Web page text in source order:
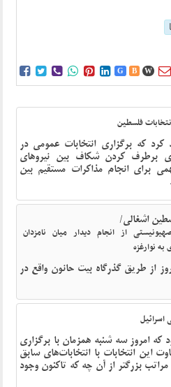
      G B W 
فلسطین
کرد که برگزاری انتخابات عمومی در
برطرف کردن شکاف بین نیروهای
برای انجام مذاکرات مستقیم بین
اشغالی/
از انجام دیدار میان نامزدان
نوارغزه
از طریق گذرگاه بیت حانون واقع در
که امروز سه شنبه همزمان با برگزاری
این انتخابات با انتخابات‌های سابق
بزرگتر از آن چه که تاکنون وجود